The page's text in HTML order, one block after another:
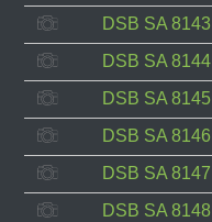
DSB SA 8143
DSB SA 8144
DSB SA 8145
DSB SA 8146
DSB SA 8147
DSB SA 8148